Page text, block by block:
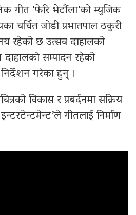
गीत ‘फेरि भेटौंला’को म्युजिक
चर्चित जोडी प्रभातपाल ठकुरी
रहेको छ उत्सव दाहालको
दाहालको सम्पादन रहेको
गरेका हुन् ।
विकास र प्रबर्दनमा सक्रिय
गीतलाई निर्माण